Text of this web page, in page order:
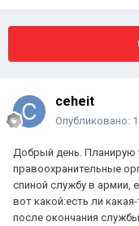
ceheit
Опубликовано:
Добрый день. Планирую
правоохранительные
спиной службу в армии,
вот какой:есть ли
после окончания